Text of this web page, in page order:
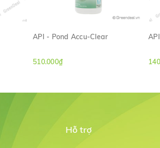
API - Pond Accu-Clear
510.000₫
Hỗ trợ